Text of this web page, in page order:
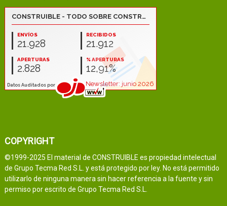
COPYRIGHT
©1999-2025 El material de CONSTRUIBLE es propiedad intelectual
de Grupo Tecma Red S.L. y está protegido por ley. No está permitido
utilizarlo de ninguna manera sin hacer referencia a la fuente y sin
permiso por escrito de Grupo Tecma Red S.L.